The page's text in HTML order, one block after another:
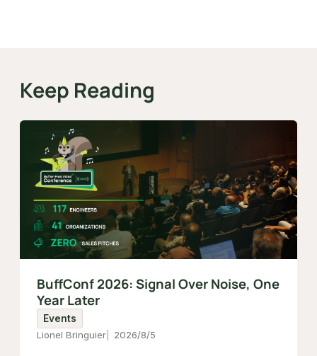
Keep Reading
BuffConf 2026: Signal Over Noise, One
Year Later
Events
Lionel Bringuier
2026/8/5